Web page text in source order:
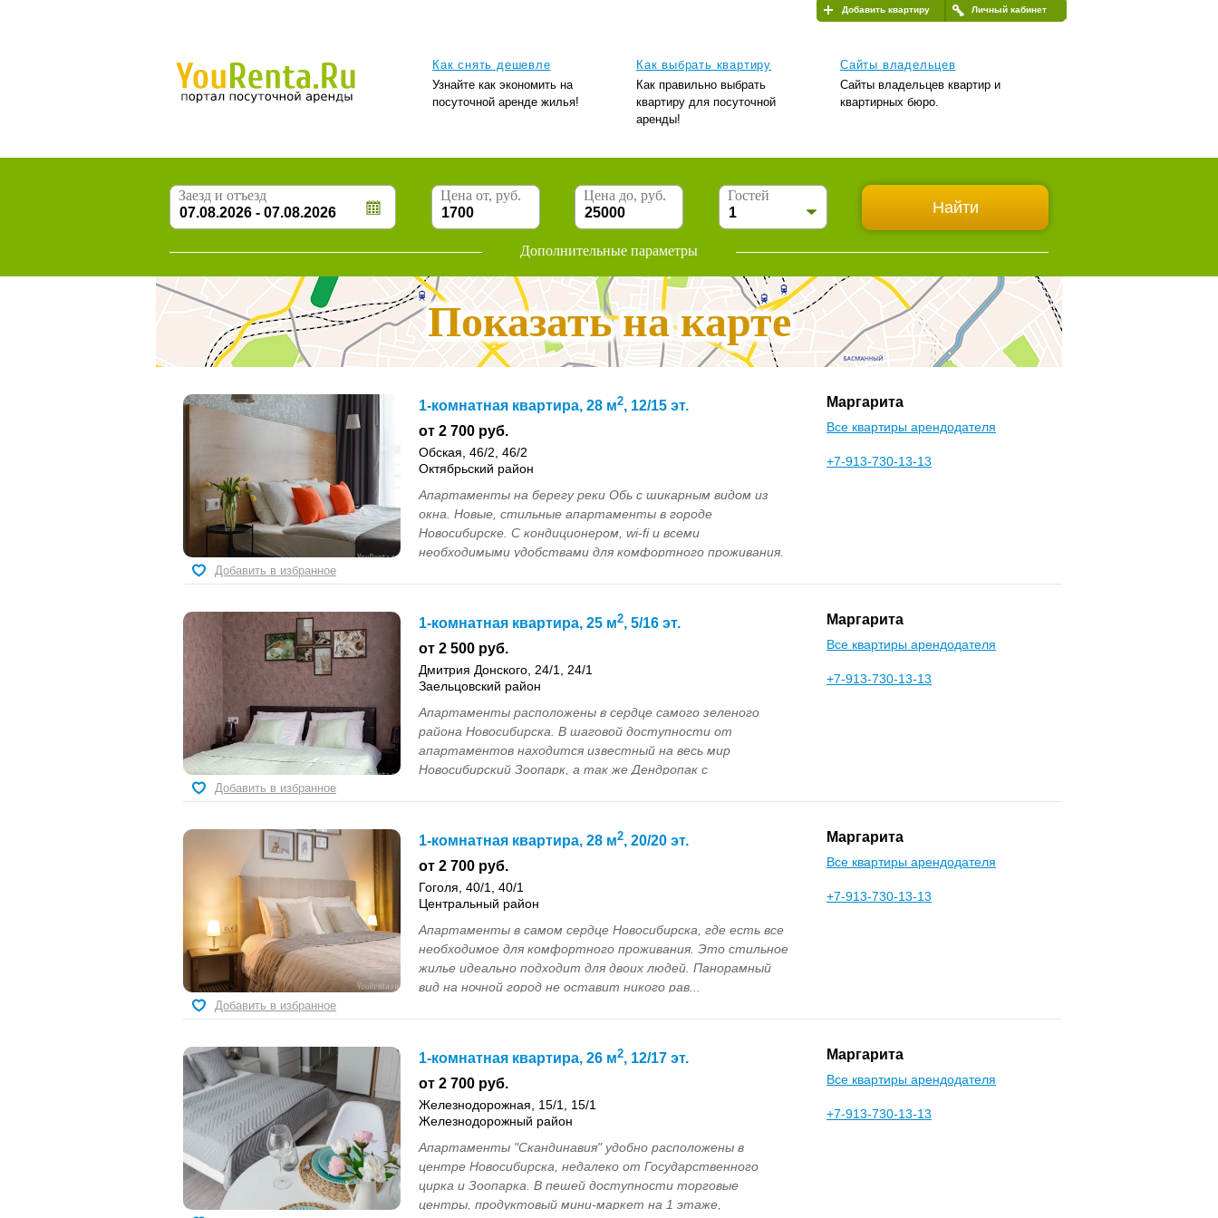
Личный кабинет
Добавить квартиру
Как снять дешевле
Узнайте как экономить на
посуточной аренде жилья!
Как выбрать квартиру
Как правильно выбрать
квартиру для посуточной
аренды!
Сайты владельцев
Сайты владельцев квартир и
квартирных бюро.
Заезд и отъезд Цена от, руб. Цена до, руб. Гостей
Дополнительные параметры
Показать на карте
1-комнатная квартира, 28 м2, 12/15 эт.
от 2 700 руб.
Обская, 46/2, 46/2
Октябрьский район
Апартаменты на берегу реки Обь с шикарным видом из
окна. Новые, стильные апартаменты в городе
Новосибирске. С кондиционером, wi-fi и всеми
необходимыми удобствами для комфортного проживания.
Маргарита
Все квартиры арендодателя
+7-913-730-13-13
Добавить в избранное
1-комнатная квартира, 25 м2, 5/16 эт.
от 2 500 руб.
Дмитрия Донского, 24/1, 24/1
Заельцовский район
Апартаменты расположены в сердце самого зеленого
района Новосибирска. В шаговой доступности от
апартаментов находится известный на весь мир
Новосибирский Зоопарк, а так же Дендропак с
Маргарита
Все квартиры арендодателя
+7-913-730-13-13
Добавить в избранное
1-комнатная квартира, 28 м2, 20/20 эт.
от 2 700 руб.
Гоголя, 40/1, 40/1
Центральный район
Апартаменты в самом сердце Новосибирска, где есть все
необходимое для комфортного проживания. Это стильное
жилье идеально подходит для двоих людей. Панорамный
вид на ночной город не оставит никого рав...
Маргарита
Все квартиры арендодателя
+7-913-730-13-13
Добавить в избранное
1-комнатная квартира, 26 м2, 12/17 эт.
от 2 700 руб.
Железнодорожная, 15/1, 15/1
Железнодорожный район
Апартаменты "Скандинавия" удобно расположены в
центре Новосибирска, недалеко от Государственного
цирка и Зоопарка. В пешей доступности торговые
центры, продуктовый мини-маркет на 1 этаже,
Маргарита
Все квартиры арендодателя
+7-913-730-13-13